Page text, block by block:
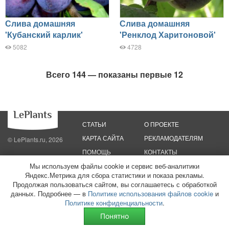
Слива домашняя
'Кубанский карлик'
5082
Слива домашняя
'Ренклод Харитоновой'
4728
Всего 144 — показаны первые 12
© LePlants.ru, 2026
СТАТЬИ
КАРТА САЙТА
ПОМОЩЬ
О ПРОЕКТЕ
РЕКЛАМОДАТЕЛЯМ
КОНТАКТЫ
Политика конфиденциальности
Политика использования файлов cookie
Пользовательское соглашение
Редакционные стандарты
ООО «Трафик»
ИНН 7813175200 ОГРН 1027806866724
Монетизация
Мы используем файлы cookie и сервис веб-аналитики
Яндекс.Метрика для сбора статистики и показа рекламы.
Продолжая пользоваться сайтом, вы соглашаетесь с обработкой
данных. Подробнее — в Политике использования файлов cookieи
Политике конфиденциальности.
Понятно